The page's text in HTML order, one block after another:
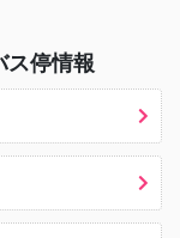
ス停情報